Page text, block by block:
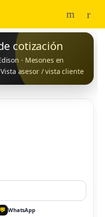
cotización
· Mesones en
asesor / vista cliente
💬 WhatsApp